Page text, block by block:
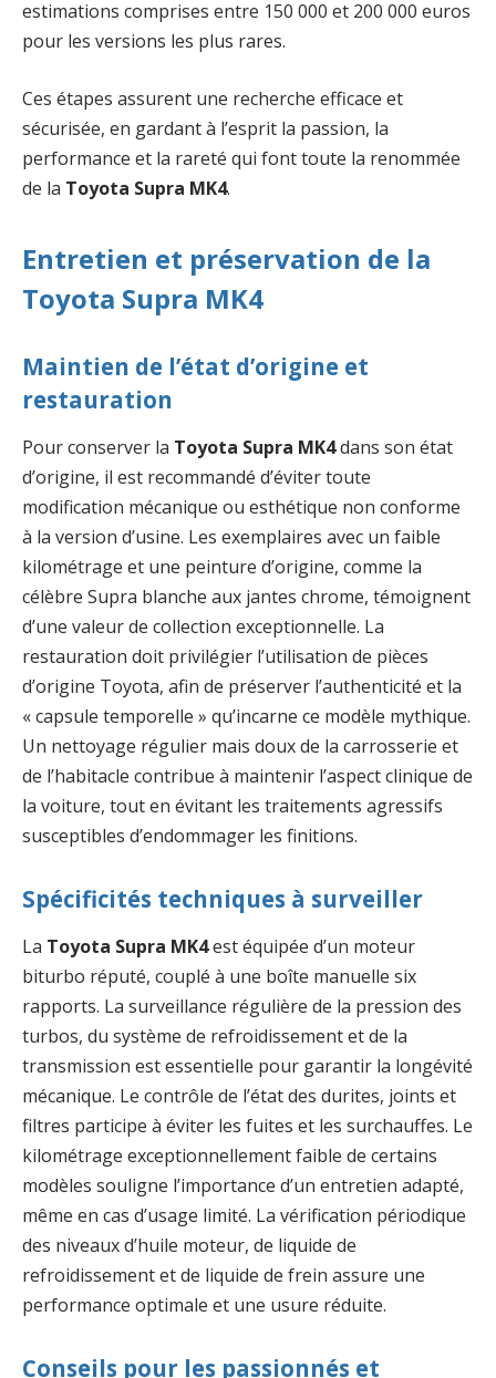
estimations comprises entre 150 000 et 200 000 euros
pour les versions les plus rares.
Ces étapes assurent une recherche efficace et
sécurisée, en gardant à l’esprit la passion, la
performance et la rareté qui font toute la renommée
de la Toyota Supra MK4.
Entretien et préservation de la
Toyota Supra MK4
Maintien de l’état d’origine et
restauration
Pour conserver la Toyota Supra MK4dans son état
d’origine, il est recommandé d’éviter toute
modification mécanique ou esthétique non conforme
à la version d’usine. Les exemplaires avec un faible
kilométrage et une peinture d’origine, comme la
célèbre Supra blanche aux jantes chrome, témoignent
d’une valeur de collection exceptionnelle. La
restauration doit privilégier l’utilisation de pièces
d’origine Toyota, afin de préserver l’authenticité et la
« capsule temporelle » qu’incarne ce modèle mythique.
Un nettoyage régulier mais doux de la carrosserie et
de l’habitacle contribue à maintenir l’aspect clinique de
la voiture, tout en évitant les traitements agressifs
susceptibles d’endommager les finitions.
Spécificités techniques à surveiller
La Toyota Supra MK4est équipée d’un moteur
biturbo réputé, couplé à une boîte manuelle six
rapports. La surveillance régulière de la pression des
turbos, du système de refroidissement et de la
transmission est essentielle pour garantir la longévité
mécanique. Le contrôle de l’état des durites, joints et
filtres participe à éviter les fuites et les surchauffes. Le
kilométrage exceptionnellement faible de certains
modèles souligne l’importance d’un entretien adapté,
même en cas d’usage limité. La vérification périodique
des niveaux d’huile moteur, de liquide de
refroidissement et de liquide de frein assure une
performance optimale et une usure réduite.
Conseils pour les passionnés et